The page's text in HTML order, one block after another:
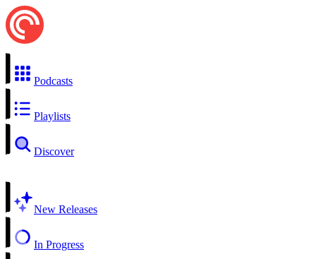
Podcasts
Playlists
Discover
New Releases
In Progress